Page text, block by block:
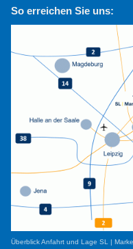
So erreichen Sie uns:
Überblick Anfahrt und Lage SL |